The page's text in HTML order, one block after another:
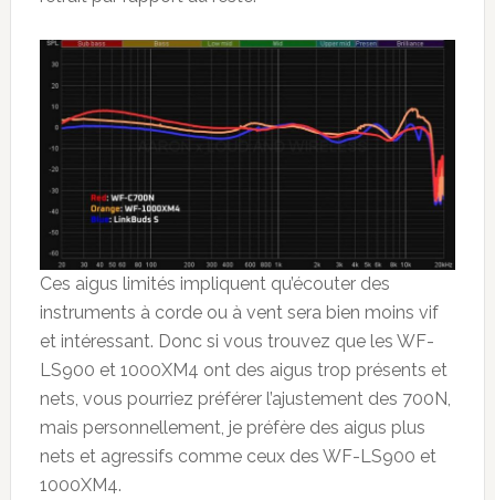
Ces aigus limités impliquent qu’écouter des
instruments à corde ou à vent sera bien moins vif
et intéressant. Donc si vous trouvez que les WF-
LS900 et 1000XM4 ont des aigus trop présents et
nets, vous pourriez préférer l’ajustement des 700N,
mais personnellement, je préfère des aigus plus
nets et agressifs comme ceux des WF-LS900 et
1000XM4.